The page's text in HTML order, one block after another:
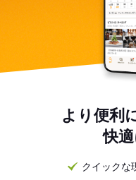
より便利
快
クイックな